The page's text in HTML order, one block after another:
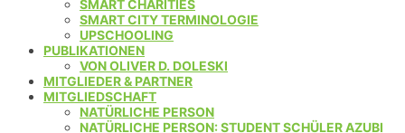
SMART CHARITIES
SMART CITY TERMINOLOGIE
UPSCHOOLING
PUBLIKATIONEN
VON OLIVER D. DOLESKI
MITGLIEDER & PARTNER
MITGLIEDSCHAFT
NATÜRLICHE PERSON
NATÜRLICHE PERSON: STUDENT SCHÜLER AZUBI